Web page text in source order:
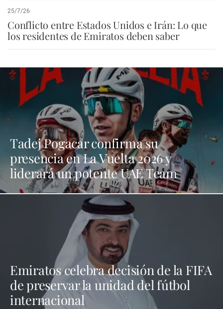
25/7/26
Conflicto entre Estados Unidos e Irán: Lo que
los residentes de Emiratos deben saber
Tadej Pogacar confirma su
presencia en La Vuelta 2026 y
liderará un potente UAE Team
Emiratos celebra decisión de la FIFA
de preservar la unidad del fútbol
internacional